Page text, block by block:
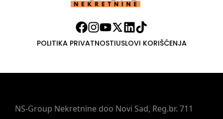
POLITIKA PRIVATNOSTIUSLOVI KORIŠĆENJA
NS-Group Nekretnine doo Novi Sad, Reg.br. 711